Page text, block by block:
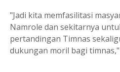
"Jadi kita memfasilitasi
Namrole dan sekitarnya
pertandingan Timnas
dukungan moril bagi